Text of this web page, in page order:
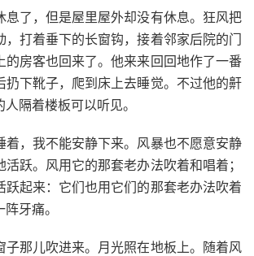
了，但是屋里屋外却没有休息。狂风把
，打着垂下的长窗钩，接着邻家后院的门
的房客也回来了。他来来回回地作了一番
扔下靴子，爬到床上去睡觉。不过他的鼾
隔着楼板可以听见。
，我不能安静下来。风暴也不愿意安静
跃。风用它的那套老办法吹着和唱着；
跃起来：它们也用它们的那套老办法吹着
牙痛。
那儿吹进来。月光照在地板上。随着风